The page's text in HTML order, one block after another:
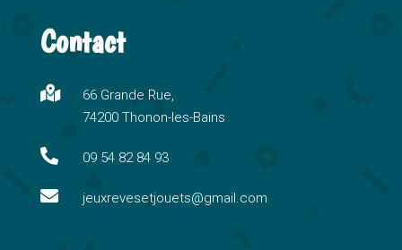
e
n
a
i
e
Contact

66 Grande Rue,
74200 Thonon-les-Bains
 09 54 82 84 93
 jeuxrevesetjouets@gmail.com